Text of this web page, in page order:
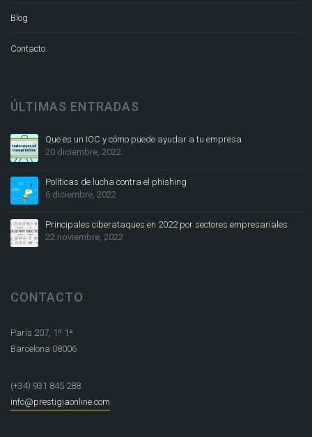
Blog
Contacto
ÚLTIMAS ENTRADAS
Que es un IOC y cómo puede ayudar a tu empresa
20 diciembre, 2022
Políticas de lucha contra el phishing
6 diciembre, 2022
Principales ciberataques en 2022 por sectores empresariales
22 noviembre, 2022
CONTACTO
París 207, 1º 1ª
Barcelona 08006
(+34) 931 845 288
info@prestigiaonline.com